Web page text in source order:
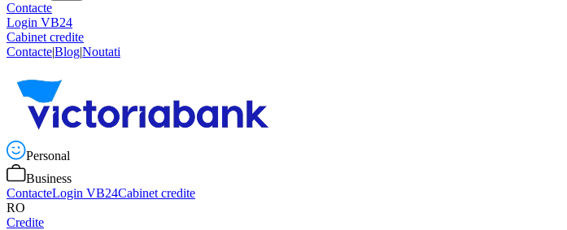
Contacte
Login VB24
Cabinet credite
Contacte|Blog|Noutati
Personal
Business
ContacteLogin VB24Cabinet credite
RO
Credite